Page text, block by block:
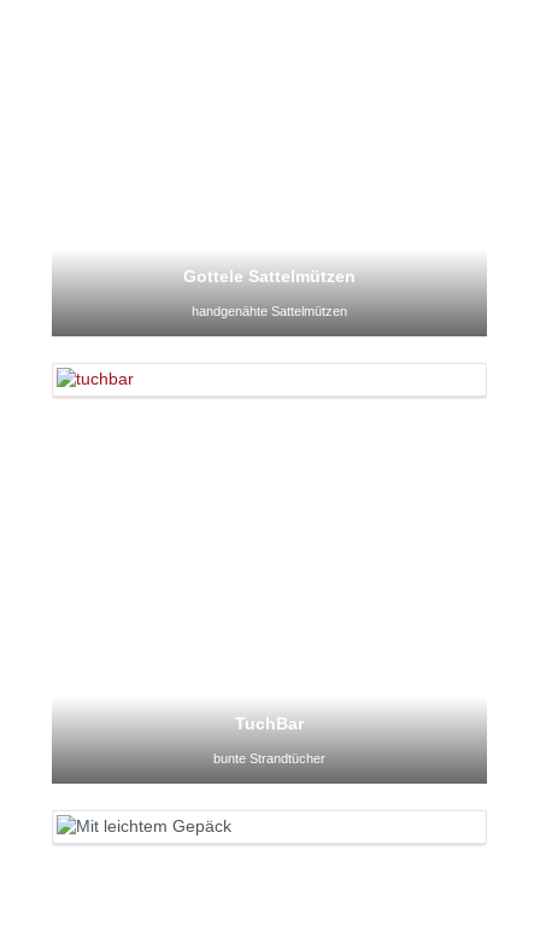
Gottele Sattelmützen
handgenähte Sattelmützen
TuchBar
bunte Strandtücher